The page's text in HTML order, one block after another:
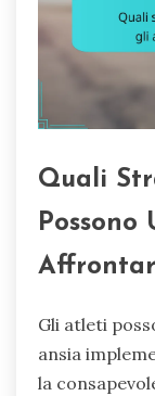
Quali
Gli atleti
ansia
la